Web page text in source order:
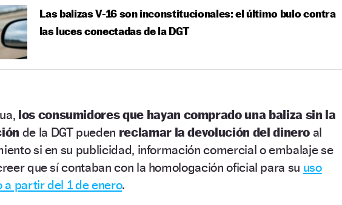
Las balizas V-16 son inconstitucionales: el último bulo contra
las luces conectadas de la DGT
los consumidores que hayan comprado una baliza sin la
de la DGT pueden reclamar la devolución del dinero al
si en su publicidad, información comercial o embalaje se
que sí contaban con la homologación oficial para su uso
a partir del 1 de enero.